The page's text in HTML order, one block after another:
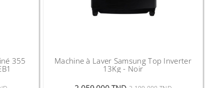
355
Machine à Laver Samsung Top Inverter
13Kg - Noir